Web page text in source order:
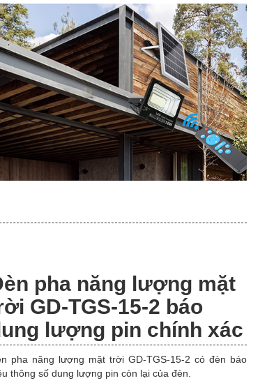
pha năng lượng mặt
GD-TGS-15-2 báo
lượng pin chính xác
pha năng lượng mặt trời GD-TGS-15-2 có đèn báo
thông số dung lượng pin còn lại của đèn.